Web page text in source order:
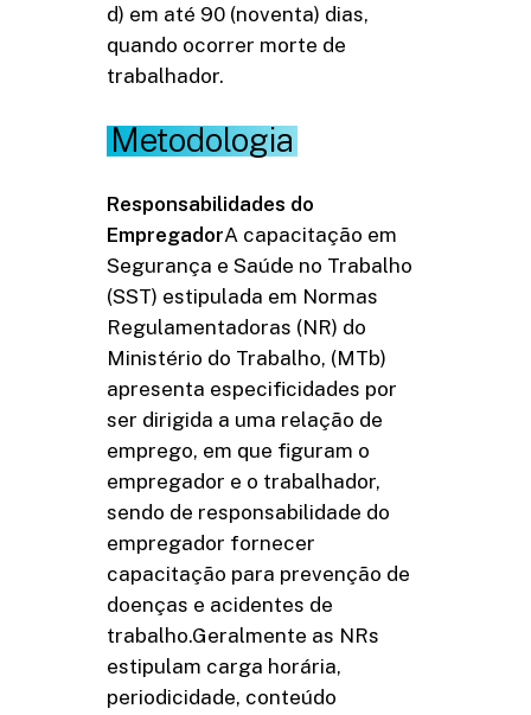
d) em até 90 (noventa) dias,
quando ocorrer morte de
trabalhador.
Metodologia
Responsabilidades do
EmpregadorA capacitação em
Segurança e Saúde no Trabalho
(SST) estipulada em Normas
Regulamentadoras (NR) do
Ministério do Trabalho, (MTb)
apresenta especificidades por
ser dirigida a uma relação de
emprego, em que figuram o
empregador e o trabalhador,
sendo de responsabilidade do
empregador fornecer
capacitação para prevenção de
doenças e acidentes de
trabalho.Geralmente as NRs
estipulam carga horária,
periodicidade, conteúdo